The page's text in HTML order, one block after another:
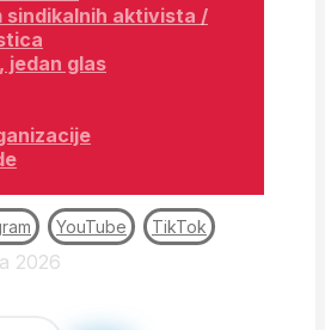
sindikalnih aktivista /
jedan glas
YouTube TikTok
2026